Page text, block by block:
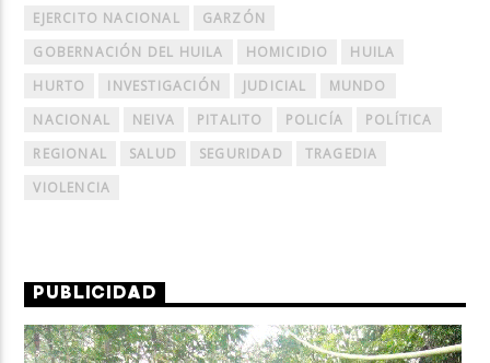
EJERCITO NACIONAL
GARZÓN
GOBERNACIÓN DEL HUILA
HOMICIDIO
HUILA
HURTO
INVESTIGACIÓN JUDICIAL
MUNDO
NACIONAL
NEIVA PITALITO POLICÍA
POLÍTICA
REGIONAL
SALUD SEGURIDAD
TRAGEDIA
VIOLENCIA
PUBLICIDAD